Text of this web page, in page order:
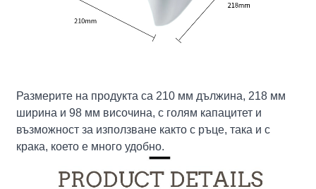
Размерите на продукта са 210 мм дължина, 218 мм
ширина и 98 мм височина, с голям капацитет и
възможност за използване както с ръце, така и с
крака, което е много удобно.